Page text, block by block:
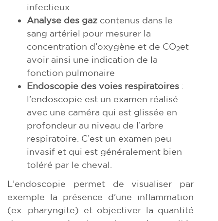
infectieux
Analyse des gaz contenus dans le
sang artériel pour mesurer la
concentration d’oxygène et de CO2et
avoir ainsi une indication de la
fonction pulmonaire
Endoscopie des voies respiratoires :
l’endoscopie est un examen réalisé
avec une caméra qui est glissée en
profondeur au niveau de l’arbre
respiratoire. C’est un examen peu
invasif et qui est généralement bien
toléré par le cheval.
L’endoscopie permet de visualiser par
exemple la présence d’une inflammation
(ex. pharyngite) et objectiver la quantité